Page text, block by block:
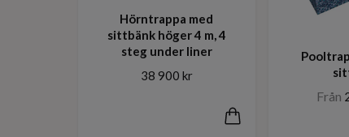
Hörntrappa med
sittbänk höger 4 m, 4
steg under liner
38 900 kr
Från